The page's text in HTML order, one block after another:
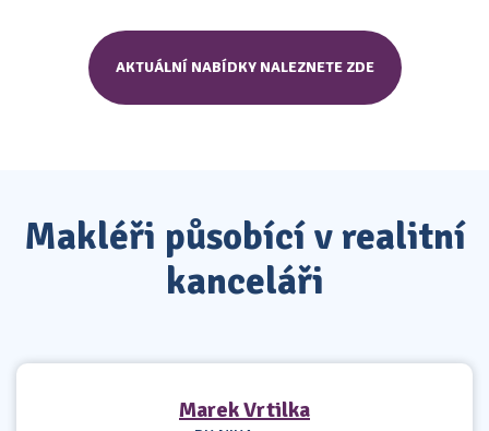
AKTUÁLNÍ NABÍDKY NALEZNETE ZDE
Makléři působící v realitní
kanceláři
Marek Vrtilka